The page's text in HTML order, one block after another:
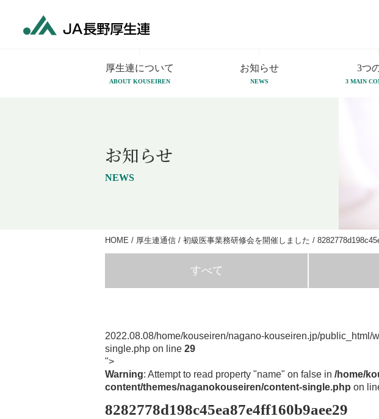
厚生連について
ABOUT KOUSEIREN
お知らせ
NEWS
3つ
3 MAIN
お知らせ
NEWS
HOME / 厚生連通信 / 初級医事業務研修会を開催しました /
すべて
2022.08.08/home/kouseiren/nagano-kouseiren.jp/public_html/
single.php on line 29
">
Warning: Attempt to read property "name" on false in /home/
content/themes/naganokouseiren/content-single.php on
8282778d198c45ea87e4ff160b9aee29